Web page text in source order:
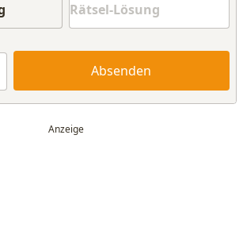
Absenden